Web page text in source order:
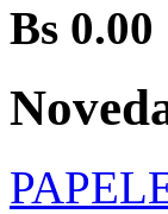
Bs 0.00